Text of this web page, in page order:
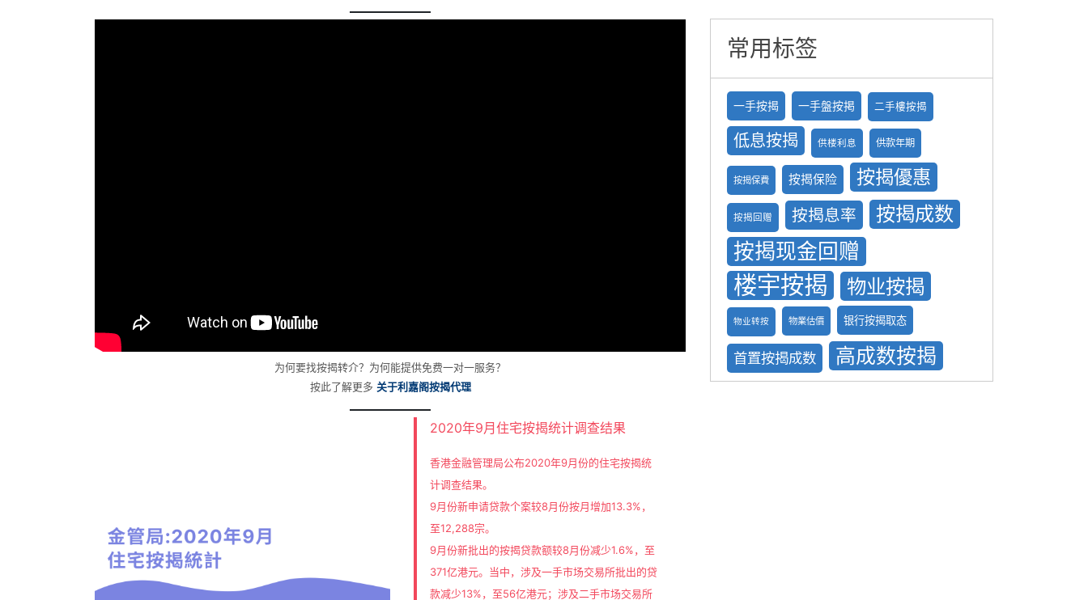
为何要找按揭转介？为何能提供免费一对一服务？
按此了解更多 关于利嘉阁按揭代理
2020年9月住宅按揭统计调查结果
香港金融管理局公布2020年9月份的住宅按揭统
计调查结果。
9月份新申请贷款个案较8月份按月增加13.3%，
至12,288宗。
9月份新批出的按揭贷款额较8月份减少1.6%，至
371亿港元。当中，涉及一手市场交易所批出的贷
款减少13%，至56亿港元；涉及二手市场交易所
常用标签
一手按揭 一手盤按掲 二手樓按揭
低息按揭 供楼利息 供款年期
按揭保費 按揭保险 按揭優惠
按揭回赠 按揭息率 按揭成数
按揭现金回赠
楼宇按揭 物业按揭
物业转按 物業估價 银行按揭取态
首置按揭成数 高成数按揭